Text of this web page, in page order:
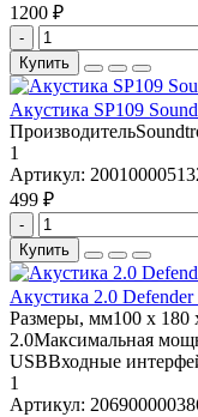
1200 ₽
-
Купить
Акустика SP109
1
Артикул:
499 ₽
-
Купить
Акустика 2.0
Размеры, мм100 x 180
2.0Максимальная
USBВходные
1
Артикул: